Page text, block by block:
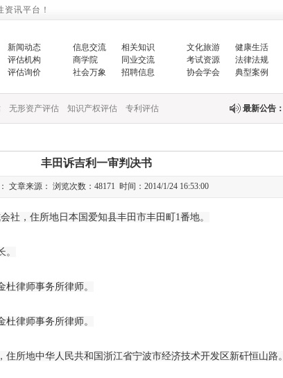
讯平台！
新闻动态
评估机构
评估询价
信息交流
相关知识
商学院
同业交流
社会万象
招聘信息
文化旅游
健康生活
考试资源
法律法规
协会学会
典型案例
无形资产评估 知识产权评估 专利评估 最新公告：
丰田诉吉利一审判决书
文章来源： 浏览次数：48171 时间：2014/1/24 16:53:00
社，住所地日本国爱知县丰田市丰田町1番地。
律师事务所律师。
律师事务所律师。
地中华人民共和国浙江省宁波市经济技术开发区新矸恒山路。